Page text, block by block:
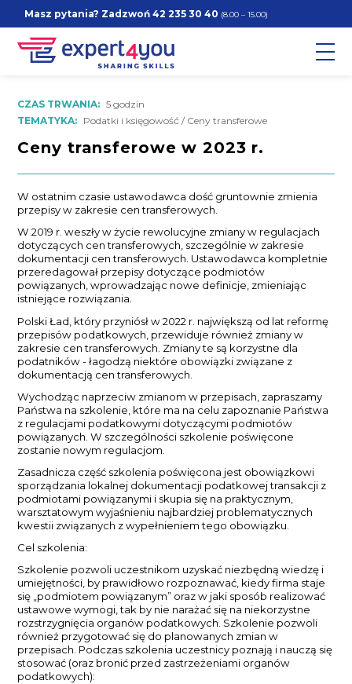
Masz pytania? Zadzwoń42 235 30 40 (8.00 – 15.00)
CZAS TRWANIA: 5 godzin
TEMATYKA: Podatki i księgowość / Ceny transferowe
Ceny transferowe w 2023 r.
W ostatnim czasie ustawodawca dość gruntownie zmienia
przepisy w zakresie cen transferowych.
W 2019 r. weszły w życie rewolucyjne zmiany w regulacjach
dotyczących cen transferowych, szczególnie w zakresie
dokumentacji cen transferowych. Ustawodawca kompletnie
przeredagował przepisy dotyczące podmiotów
powiązanych, wprowadzając nowe definicje, zmieniając
istniejące rozwiązania.
Polski Ład, który przyniósł w 2022 r. największą od lat reformę
przepisów podatkowych, przewiduje również zmiany w
zakresie cen transferowych. Zmiany te są korzystne dla
podatników - łagodzą niektóre obowiązki związane z
dokumentacją cen transferowych.
Wychodząc naprzeciw zmianom w przepisach, zapraszamy
Państwa na szkolenie, które ma na celu zapoznanie Państwa
z regulacjami podatkowymi dotyczącymi podmiotów
powiązanych. W szczególności szkolenie poświęcone
zostanie nowym regulacjom.
Zasadnicza część szkolenia poświęcona jest obowiązkowi
sporządzania lokalnej dokumentacji podatkowej transakcji z
podmiotami powiązanymi i skupia się na praktycznym,
warsztatowym wyjaśnieniu najbardziej problematycznych
kwestii związanych z wypełnieniem tego obowiązku.
Cel szkolenia:
Szkolenie pozwoli uczestnikom uzyskać niezbędną wiedzę i
umiejętności, by prawidłowo rozpoznawać, kiedy firma staje
się „podmiotem powiązanym” oraz w jaki sposób realizować
ustawowe wymogi, tak by nie narażać się na niekorzystne
rozstrzygnięcia organów podatkowych. Szkolenie pozwoli
również przygotować się do planowanych zmian w
przepisach. Podczas szkolenia uczestnicy poznają i nauczą się
stosować (oraz bronić przed zastrzeżeniami organów
podatkowych):